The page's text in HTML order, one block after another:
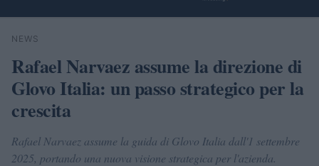
Cerca
NEWS
Rafael Narvaez assume la direzione di
Glovo Italia: un passo strategico per la
crescita
Rafael Narvaez assume la guida di Glovo Italia dall'1 settembre
2025, portando una nuova visione strategica per l'azienda.